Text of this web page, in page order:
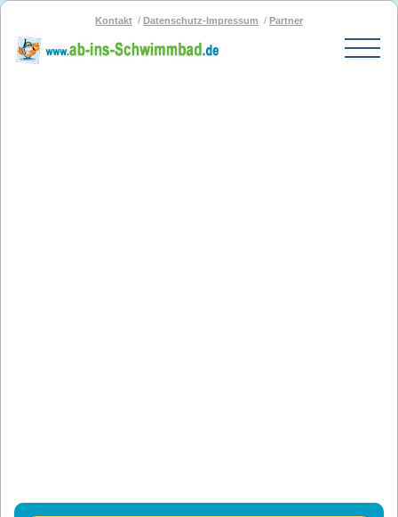
Kontakt Datenschutz-Impressum Partner